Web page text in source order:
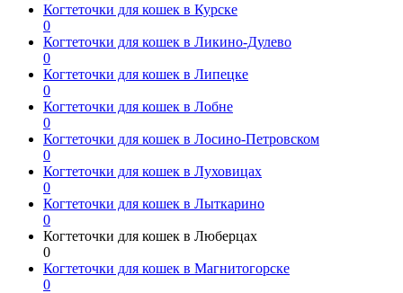
Когтеточки для кошек в Курске
0
Когтеточки для кошек в Ликино-Дулево
0
Когтеточки для кошек в Липецке
0
Когтеточки для кошек в Лобне
0
Когтеточки для кошек в Лосино-Петровском
0
Когтеточки для кошек в Луховицах
0
Когтеточки для кошек в Лыткарино
0
Когтеточки для кошек в Люберцах
0
Когтеточки для кошек в Магнитогорске
0